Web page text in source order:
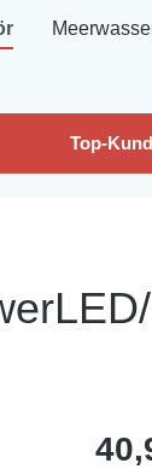
Top-